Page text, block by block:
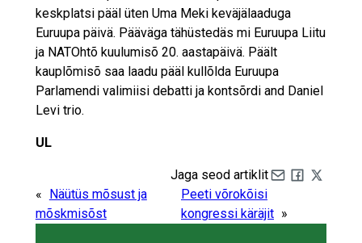
keskplatsi pääl üten Uma Meki keväjälaaduga
Euruupa päivä. Pääväga tähüstedäs mi Euruupa Liitu
ja NATOhtõ kuulumisõ 20. aastapäivä. Päält
kauplõmisõ saa laadu pääl kullõlda Euruupa
Parlamendi valimiisi debatti ja kontsõrdi and Daniel
Levi trio.
UL
Jaga seod artiklit
« Näütüs mõsust ja
mõskmisõst
Peeti võrokõisi
kongressi käräjit »